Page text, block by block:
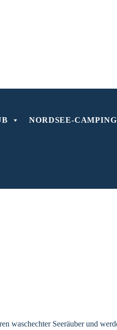
NORDSEE-CAMPING
waschechter Seeräuber und